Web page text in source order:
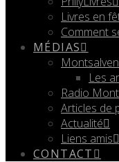
Livres en
Comment
MÉDIAS
Les
Radio
Articles de
Actualité
Liens amis
CONTACT